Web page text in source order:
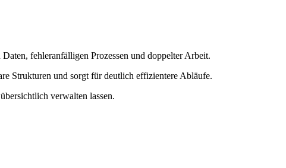
fehleranfälligen Prozessen und doppelter Arbeit.
Strukturen und sorgt für deutlich effizientere Abläufe.
verwalten lassen.